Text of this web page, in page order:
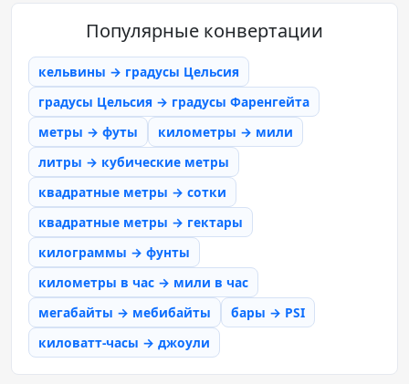
Популярные конвертации
кельвины → градусы Цельсия
градусы Цельсия → градусы Фаренгейта
метры → футы
километры → мили
литры → кубические метры
квадратные метры → сотки
квадратные метры → гектары
килограммы → фунты
километры в час → мили в час
мегабайты → мебибайты
бары → PSI
киловатт-часы → джоули